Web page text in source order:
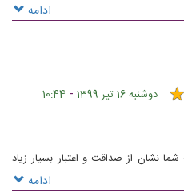
ادامه
★
★ دوشنبه 16 تیر 1399 -
10:44
نشان از صداقت و اعتبار بسیار زیاد
در سایت بسیار شفاف و روشن در
ادامه